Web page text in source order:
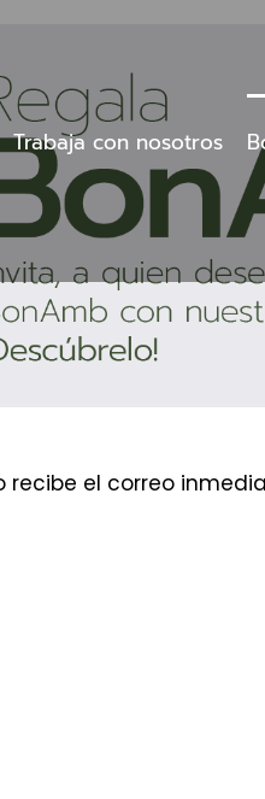
Trabaja con nosotros
recibe el correo